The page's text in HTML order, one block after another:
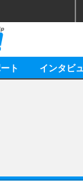
ト インタビ